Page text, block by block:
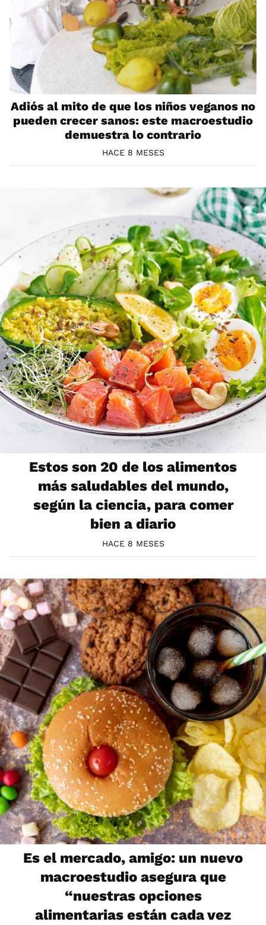
Adiós al mito de que los niños veganos no
pueden crecer sanos: este macroestudio
demuestra lo contrario
HACE 8 MESES
Estos son 20 de los alimentos
más saludables del mundo,
según la ciencia, para comer
bien a diario
HACE 8 MESES
Es el mercado, amigo: un nuevo
macroestudio asegura que
“nuestras opciones
alimentarias están cada vez